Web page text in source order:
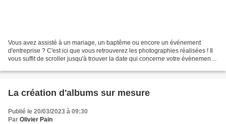
Vous avez assisté à un mariage, un baptême ou encore un événement
d'entreprise ? C'est ici que vous retrouverez les photographies réalisées ! Il
vous suffit de scroller jusqu'à trouver la date qui concerne votre évènement,
La création d'albums sur mesure
Publié le 20/03/2023 à 09:30
Par Olivier Pain